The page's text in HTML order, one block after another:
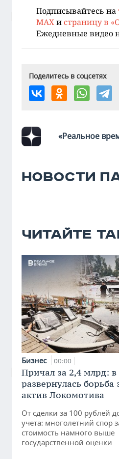
Подписывайтесь на
MAX и страницу в
Ежедневные видео
Поделитесь в соцсетях
«Реальное
НОВОСТИ
ЧИТАЙТЕ
Бизнес 00:00
Причал за 2,4 млрд: в
развернулась борьба
актив Локомотива
От сделки за 100 рублей
учета: многолетний спор
стоимость намного выше
государственной оценки